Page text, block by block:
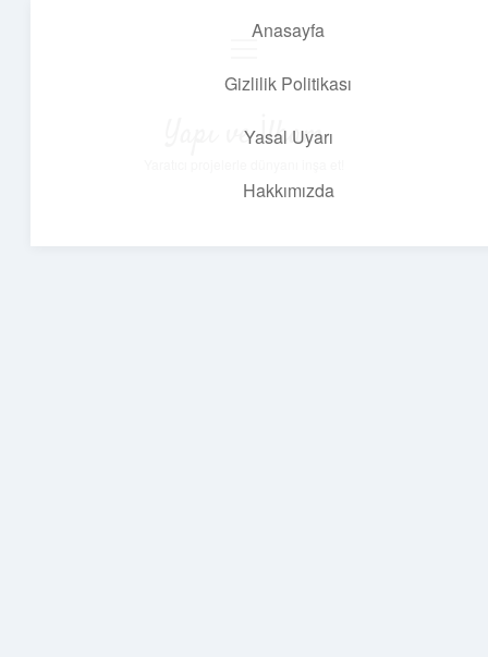
Anasayfa
Gizlilik Politikası
Yasal Uyarı
Hakkımızda
Yapı ve İlham